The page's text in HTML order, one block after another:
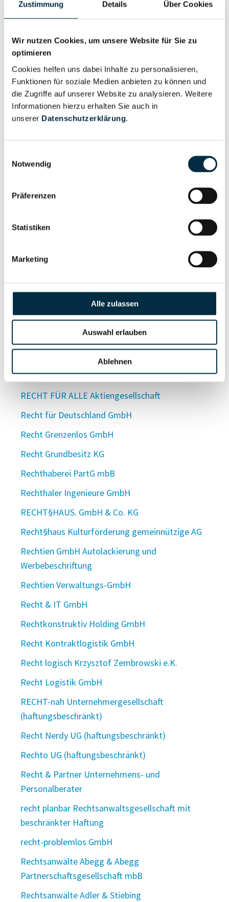
Zustimmung Details Über Cookies
Wir nutzen Cookies, um unsere Website für Sie zu
optimieren
Cookies helfen uns dabei Inhalte zu personalisieren,
Funktionen für soziale Medien anbieten zu können und
die Zugriffe auf unserer Website zu analysieren. Weitere
Informationen hierzu erhalten Sie auch in
unserer Datenschutzerklärung.
Notwendig
Präferenzen
Statistiken
Marketing
Alle zulassen
Auswahl erlauben
Ablehnen
RECHTECK GmbH
Rechtenbach-Buttron GmbH
Rechtenbacher Beschichtungstechnik GmbH
Rechtenbach GmbH
Rechtenbach Immobilien und Verwaltungs GmbH
Rechteplus GmbH
Rechter Arm Immobilien UG (haftungsbeschränkt)
Rechter Arm Immobilien Zweite UG
Rechter Bestattungen e. K., Inhaber Sebastian
Rechter Garten- und Landschaftsbau GmbH
Rechter Trax GmbH
Rechtfortschrittlich Beteiligungen UG
(haftungsbeschränkt)
Recht Freundlich Catering GmbH
Recht Fruchtgroßhandel & Logistik GmbH & Co. KG
RECHT FÜR ALLE Aktiengesellschaft
Recht für Deutschland GmbH
Recht Grenzenlos GmbH
Recht Grundbesitz KG
Rechthaberei PartG mbB
Rechthaler Ingenieure GmbH
RECHT§HAUS. GmbH & Co. KG
Recht§haus Kulturförderung gemeinnützige AG
Rechtien GmbH Autolackierung und
Werbebeschriftung
Rechtien Verwaltungs-GmbH
Recht & IT GmbH
Rechtkonstruktiv Holding GmbH
Recht Kontraktlogistik GmbH
Recht logisch Krzysztof Zembrowski e.K.
Recht Logistik GmbH
RECHT-nah Unternehmergesellschaft
(haftungsbeschränkt)
Recht Nerdy UG (haftungsbeschränkt)
Rechto UG (haftungsbeschränkt)
Recht & Partner Unternehmens- und
Personalberater
recht planbar Rechtsanwaltsgesellschaft mit
beschränkter Haftung
recht-problemlos GmbH
Rechtsanwälte Abegg & Abegg
Partnerschaftsgesellschaft mbB
Rechtsanwälte Adler & Stiebing